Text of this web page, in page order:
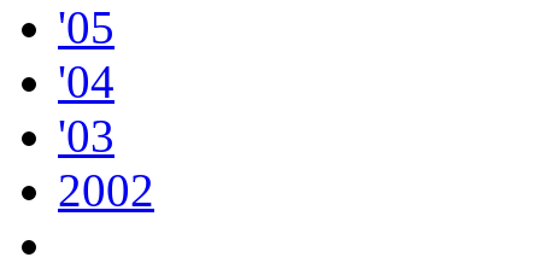
'05
'04
'03
2002